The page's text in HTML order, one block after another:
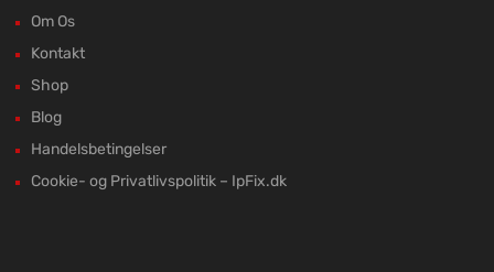
Om Os
Kontakt
Shop
Blog
Handelsbetingelser
Cookie- og Privatlivspolitik – IpFix.dk